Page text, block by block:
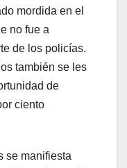
mordida en el
no fue a
de los policías.
también se les
de
ciento
se manifiesta